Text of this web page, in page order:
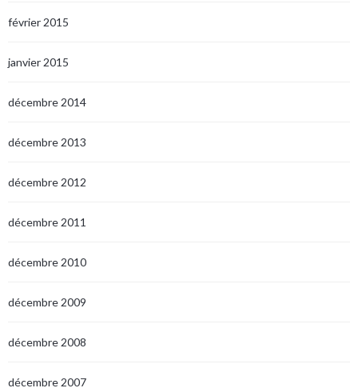
février 2015
janvier 2015
décembre 2014
décembre 2013
décembre 2012
décembre 2011
décembre 2010
décembre 2009
décembre 2008
décembre 2007